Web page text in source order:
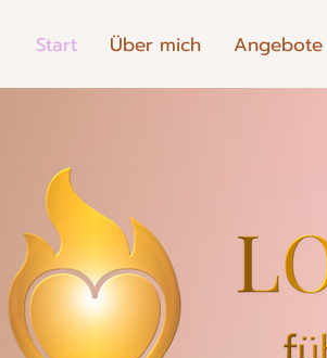
Start Über mich Angebote